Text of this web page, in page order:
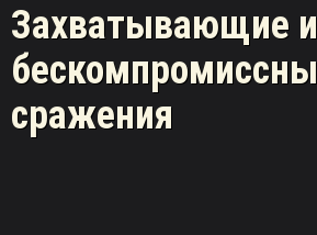
Захватывающие и
сражения